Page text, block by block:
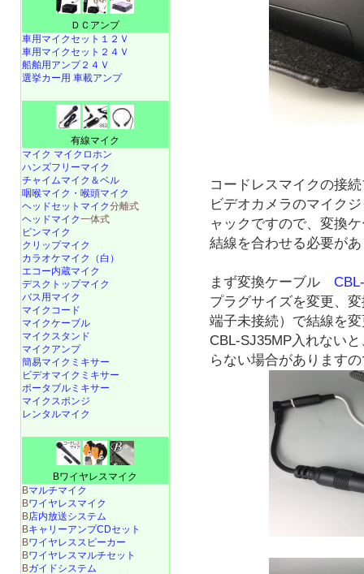
コードレスマイクの接
ビデオカメラのマイク
ャックですので、変換
結線を合わせる必要が
まず変換ケーブル
プラグサイズを変更、
端子未接続）で結線を
CBL-SJ35MP入れない
らない場合があります
ＤＣアンプ
車用マイクセット１２Ｖ
車用マイクセット２４Ｖ
船舶用アンプ２４Ｖ
選挙カー用 車載アンプ
有線マイク
マイク マイクロホン
ハンズフリーマイク
チャイムマイク＆ベル
咽喉マイク・喉頭マイク
ヘッドセットマイク分離式
ヘッドマイク一体式
ピンマイク
クリップマイク
カラオケマイク（白）
エコー内蔵マイク
デスクトップマイク
バス用マイク
マイクコード
マイクケーブル
マイクスタンド
マイクアンプ
簡易マイクミキサー
ビデオマイクミキサー
ポータブルミキサー
マイクスポンジ
レンタルマイク
Bワイヤレスマイク
Bマルチマイク
Bワイヤレスマイク
B店内放送システム
BキャリーアンプCDセット
Bワイヤレススピーカー
Bワイヤレスマルチセット
Bガイドシステム